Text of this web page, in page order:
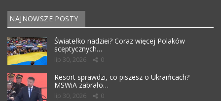
NAJNOWSZE POSTY
Światełko nadziei? Coraz więcej Polaków
sceptycznych…
lip 30, 2026 0
Resort sprawdzi, co piszesz o Ukraińcach?
MSWiA zabrało…
lip 30, 2026 0